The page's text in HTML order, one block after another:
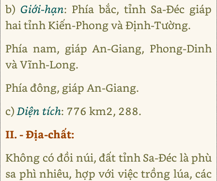
b) Giới-hạn: Phía bắc, tỉnh Sa-Đéc giáp
hai tỉnh Kiến-Phong và Định-Tường.
Phía nam, giáp An-Giang, Phong-Dinh
và Vĩnh-Long.
Phía đông, giáp An-Giang.
c) Diện tích: 776 km2, 288.
II. - Địa-chất:
Không có đồi núi, đất tỉnh Sa-Đéc là phù
sa phì nhiêu, hợp với việc trồng lúa, các